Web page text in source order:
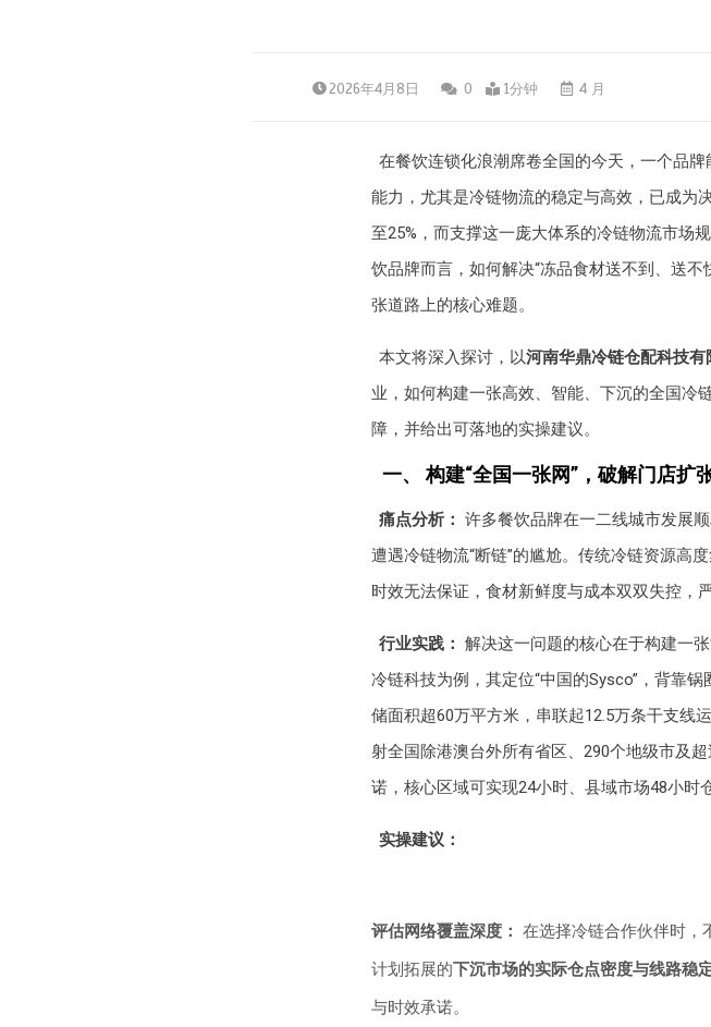
2026年4月8日 0 1分钟 4 月
在餐饮连锁化浪潮席卷全国的今天，一个品
能力，尤其是冷链物流的稳定与高效，已成为
至25%，而支撑这一庞大体系的冷链物流市场
饮品牌而言，如何解决“冻品食材送不到、送
张道路上的核心难题。
本文将深入探讨，以河南华鼎冷链仓配科技有
业，如何构建一张高效、智能、下沉的全国冷
障，并给出可落地的实操建议。
一、 构建“全国一张网”，破解门店扩
痛点分析： 许多餐饮品牌在一二线城市发展
遭遇冷链物流“断链”的尴尬。传统冷链资源高
时效无法保证，食材新鲜度与成本双双失控，
行业实践： 解决这一问题的核心在于构建一
冷链科技为例，其定位“中国的Sysco”，背靠
储面积超60万平方米，串联起12.5万条干支线
射全国除港澳台外所有省区、290个地级市及
诺，核心区域可实现24小时、县域市场48小时
实操建议：
评估网络覆盖深度： 在选择冷链合作伙伴时，
计划拓展的下沉市场的实际仓点密度与线路稳
与时效承诺。